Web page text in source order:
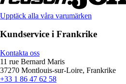
Upptäck alla våra varumärken
Kundservice i Frankrike
Kontakta oss
11 rue Bernard Maris
37270 Montlouis-sur-Loire, Frankrike
+33 1 86 47 62 58